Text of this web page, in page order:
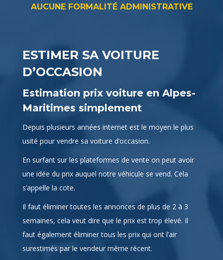
ESTIMER SA VOITURE
D’OCCASION
Estimation prix voiture en Alpes-
Maritimes simplement
Depuis plusieurs années internet est le moyen le plus
usité pour vendre sa voiture d’occasion.
En surfant sur les plateformes de vente on peut avoir
une idée du prix auquel notre véhicule se vend. Cela
s’appelle la cote.
Il faut éliminer toutes les annonces de plus de 2 à 3
semaines, cela veut dire que le prix est trop élevé. Il
faut également éliminer tous les prix qui ont l’air